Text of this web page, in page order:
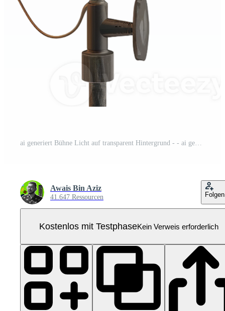
ai generiert Bühne Licht auf transparent Hintergrund - - ai generiert Pro PNG
Awais Bin Aziz
41.647 Ressourcen Folgen
Kostenlos mit TestphaseKein Verweis erforderlich